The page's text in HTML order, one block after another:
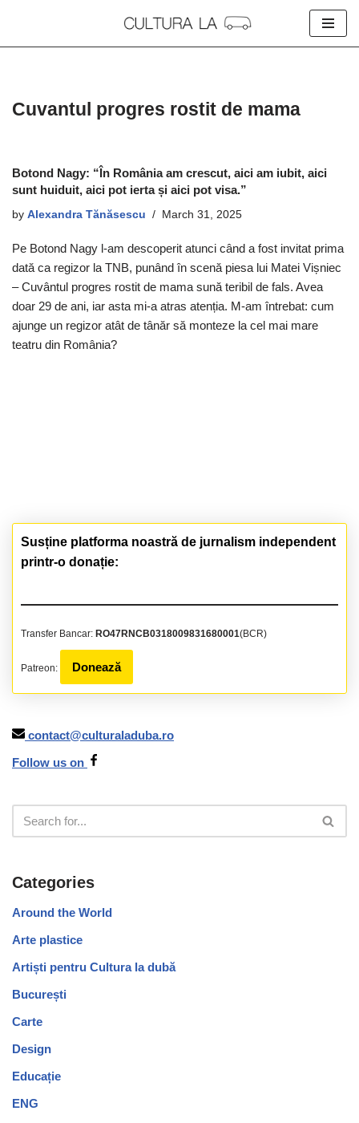
Cuvantul progres rostit de mama
Botond Nagy: “În România am crescut, aici am iubit, aici
sunt huiduit, aici pot ierta și aici pot visa.”
by Alexandra Tănăsescu March 31, 2025
Pe Botond Nagy l-am descoperit atunci când a fost invitat prima
dată ca regizor la TNB, punând în scenă piesa lui Matei Vișniec
– Cuvântul progres rostit de mama sună teribil de fals. Avea
doar 29 de ani, iar asta mi-a atras atenția. M-am întrebat: cum
ajunge un regizor atât de tânăr să monteze la cel mai mare
teatru din România?
Susține platforma noastră de jurnalism independent
printr-o donație:
Transfer Bancar: RO47RNCB0318009831680001(BCR)
Patreon: Donează
contact@culturaladuba.ro
Follow us on
Categories
Around the World
Arte plastice
Artiști pentru Cultura la dubă
București
Carte
Design
Educație
ENG